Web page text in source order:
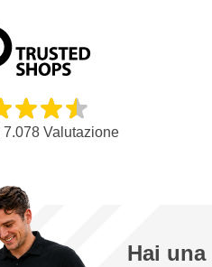
7.078Valutazione
Hai